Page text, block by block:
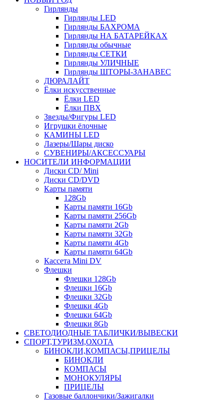
Гирлянды
Гирлянды LED
Гирлянды БАХРОМА
Гирлянды НА БАТАРЕЙКАХ
Гирлянды обычные
Гирлянды СЕТКИ
Гирлянды УЛИЧНЫЕ
Гирлянды ШТОРЫ-ЗАНАВЕС
ДЮРАЛАЙТ
Ёлки искусственные
Ёлки LED
Ёлки ПВХ
Звезды/Фигуры LED
Игрушки ёлочные
КАМИНЫ LED
Лазеры/Шары диско
СУВЕНИРЫ/АКСЕССУАРЫ
НОСИТЕЛИ ИНФОРМАЦИИ
Диски CD/ Mini
Диски CD/DVD
Карты памяти
128Gb
Карты памяти 16Gb
Карты памяти 256Gb
Карты памяти 2Gb
Карты памяти 32Gb
Карты памяти 4Gb
Карты памяти 64Gb
Кассета Mini DV
Флешки
Флешки 128Gb
Флешки 16Gb
Флешки 32Gb
Флешки 4Gb
Флешки 64Gb
Флешки 8Gb
СВЕТОДИОДНЫЕ ТАБЛИЧКИ/ВЫВЕСКИ
СПОРТ,ТУРИЗМ,ОХОТА
БИНОКЛИ,КОМПАСЫ,ПРИЦЕЛЫ
БИНОКЛИ
КОМПАСЫ
МОНОКУЛЯРЫ
ПРИЦЕЛЫ
Газовые баллончики/Зажигалки